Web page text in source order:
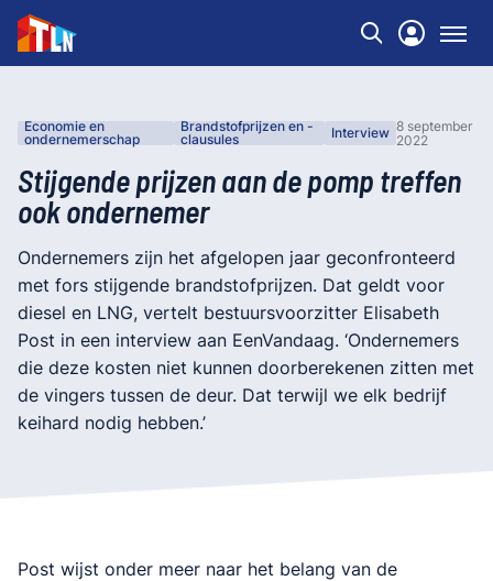
Economie en
ondernemerschap
Brandstofprijzen en -
clausules
Interview 8 september
2022
Stijgende prijzen aan de pomp treffen
ook ondernemer
Ondernemers zijn het afgelopen jaar geconfronteerd
met fors stijgende brandstofprijzen. Dat geldt voor
diesel en LNG, vertelt bestuursvoorzitter Elisabeth
Post in een interview aan EenVandaag. ‘Ondernemers
die deze kosten niet kunnen doorberekenen zitten met
de vingers tussen de deur. Dat terwijl we elk bedrijf
keihard nodig hebben.’
Post wijst onder meer naar het belang van de